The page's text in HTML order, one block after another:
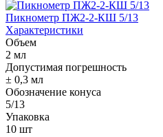
Пикнометр ПЖ2-2-КШ 5/13
Характеристики
Объем
2 мл
Допустимая погрешность
± 0,3 мл
Обозначение конуса
5/13
Упаковка
10 шт